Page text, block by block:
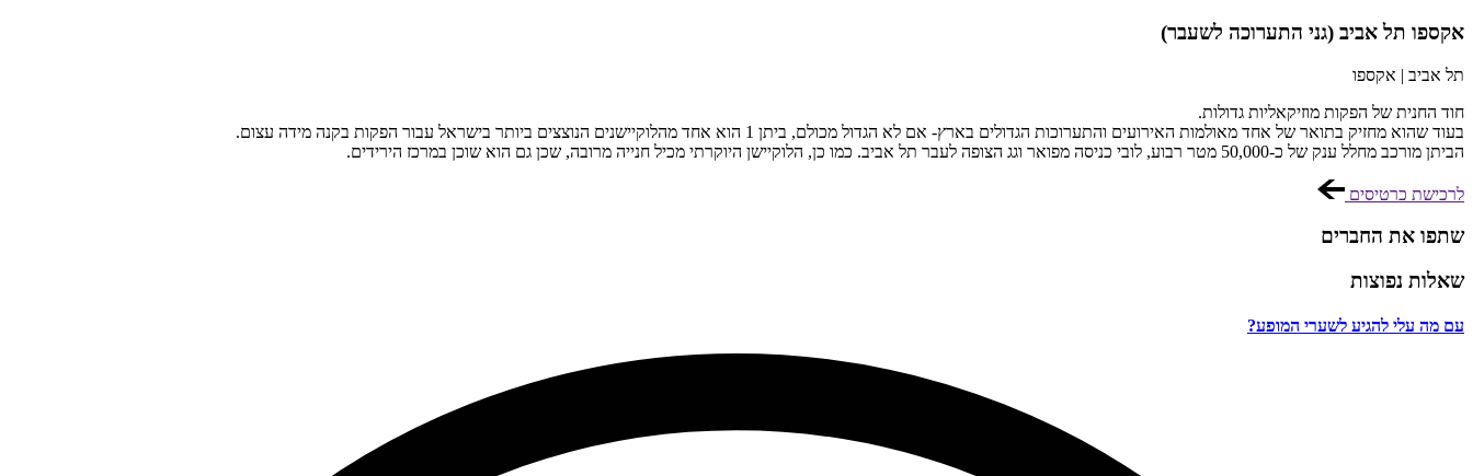
אקספו תל אביב (גני התערוכה לשעבר)
תל אביב | אקספו
חוד החנית של הפקות מוזיקאליות גדולות.
בעוד שהוא מחזיק בתואר של אחד מאולמות האירועים והתערוכות הגדולים בארץ- אם לא הגדול מכולם, ביתן 1 הוא אחד מהלוקיישנים הנוצצים ביותר בישראל עבור הפקות בקנה מידה עצום.
הביתן מורכב מחלל ענק של כ-50,000 מטר רבוע, לובי כניסה מפואר וגג הצופה לעבר תל אביב. כמו כן, הלוקיישן היוקרתי מכיל חנייה מרובה, שכן גם הוא שוכן במרכז הירידים.
לרכישת כרטיסים
שתפו את החברים
שאלות נפוצות
עם מה עלי להגיע לשערי המופע?